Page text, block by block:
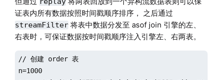
证表内所有数据按照时间戳顺序排序， 之后通过
streamFilter将表中数据分发至 asof join 引擎的左、
右表时，可保证数据按时间戳顺序注入引擎左、右两表。
// 创建 order 表
n=1000